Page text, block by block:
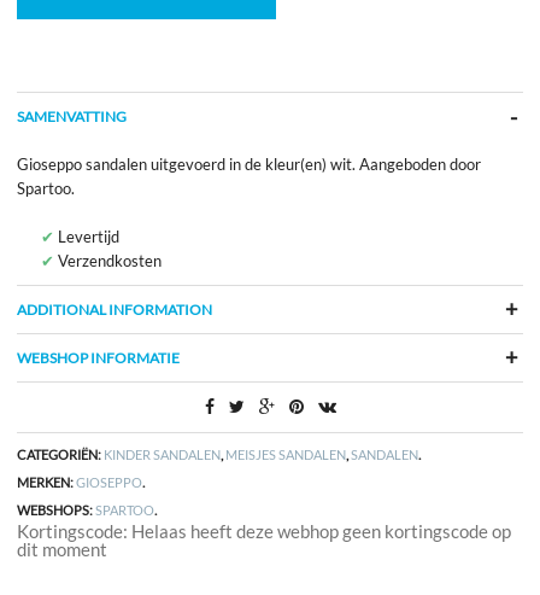
SAMENVATTING
Gioseppo sandalen uitgevoerd in de kleur(en) wit. Aangeboden door
Spartoo.
Levertijd
Verzendkosten
ADDITIONAL INFORMATION
WEBSHOP INFORMATIE
CATEGORIËN: KINDER SANDALEN, MEISJES SANDALEN,SANDALEN.
MERKEN:GIOSEPPO.
WEBSHOPS:SPARTOO.
Kortingscode: Helaas heeft deze webhop geen kortingscode op
dit moment